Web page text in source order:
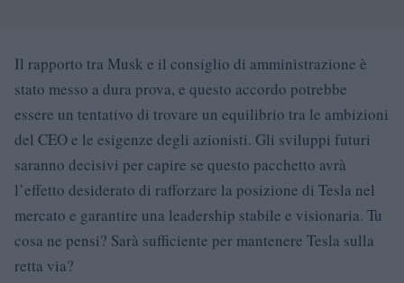
Il rapporto tra Musk e il consiglio di amministrazione è
stato messo a dura prova, e questo accordo potrebbe
essere un tentativo di trovare un equilibrio tra le ambizioni
del CEO e le esigenze degli azionisti. Gli sviluppi futuri
saranno decisivi per capire se questo pacchetto avrà
l’effetto desiderato di rafforzare la posizione di Tesla nel
mercato e garantire una leadership stabile e visionaria. Tu
cosa ne pensi? Sarà sufficiente per mantenere Tesla sulla
retta via?